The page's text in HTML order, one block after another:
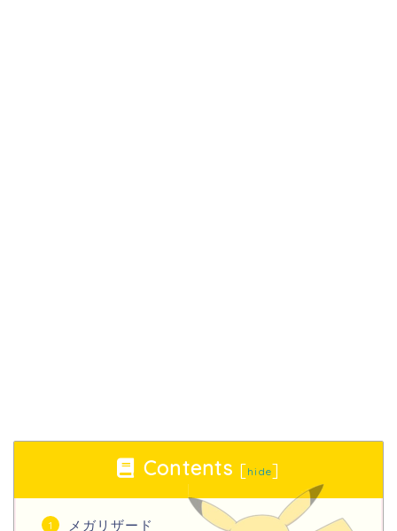
Contents [hide]
メガリザード